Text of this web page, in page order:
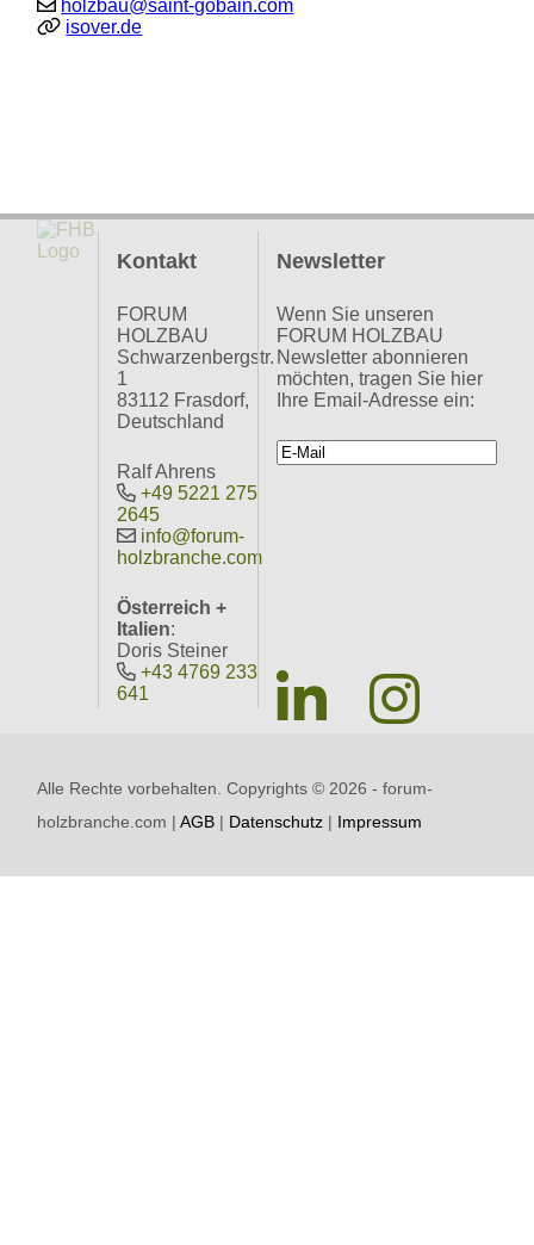
holzbau@saint-gobain.com
isover.de
Kontakt
FORUM
HOLZBAU
Schwarzenbergstr.
1
83112 Frasdorf,
Deutschland
Ralf Ahrens
+49 5221 275
2645
info@forum-
holzbranche.com
Österreich +
Italien:
Doris Steiner
+43 4769 233
641
Newsletter
Wenn Sie unseren
FORUM HOLZBAU
Newsletter abonnieren
möchten, tragen Sie hier
Ihre Email-Adresse ein:
Alle Rechte vorbehalten. Copyrights © 2026 - forum-
holzbranche.com |AGB | Datenschutz | Impressum